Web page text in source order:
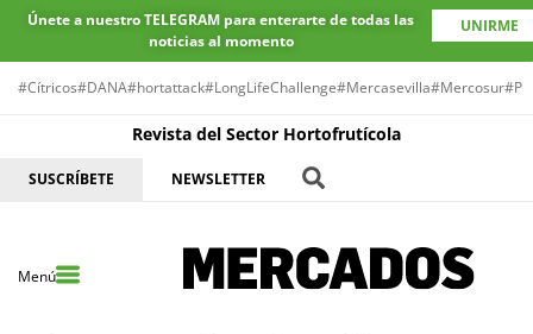
Únete a nuestro TELEGRAM para enterarte de todas las
noticias al momento
UNIRME
#Cítricos#DANA#hortattack#LongLifeChallenge#Mercasevilla#Mercosur
Revista del Sector Hortofrutícola
SUSCRÍBETE NEWSLETTER
Menú